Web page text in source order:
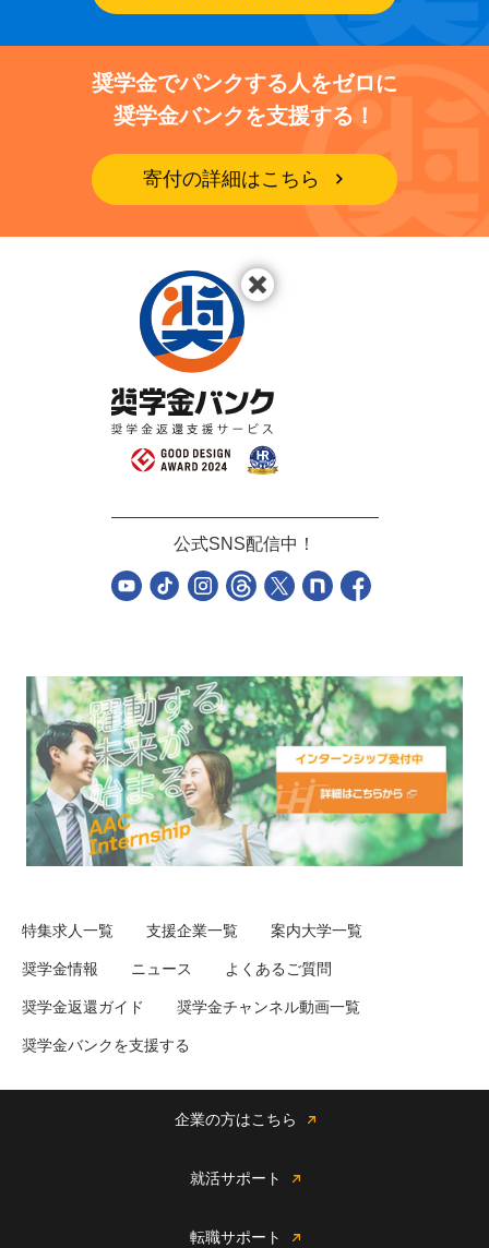
奨学金でパンクする人をゼロに
奨学金バンクを支援する！
寄付の詳細はこちら
公式SNS配信中！
特集求人一覧 支援企業一覧 案内大学一覧
奨学金情報 ニュース よくあるご質問
奨学金返還ガイド 奨学金チャンネル動画一覧
奨学金バンクを支援する
企業の方はこちら
就活サポート
転職サポート